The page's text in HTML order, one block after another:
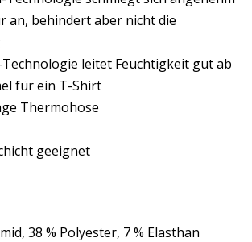
an, behindert aber nicht die
Technologie leitet Feuchtigkeit gut ab
für ein T-Shirt
Thermohose
geeignet
38 % Polyester, 7 % Elasthan